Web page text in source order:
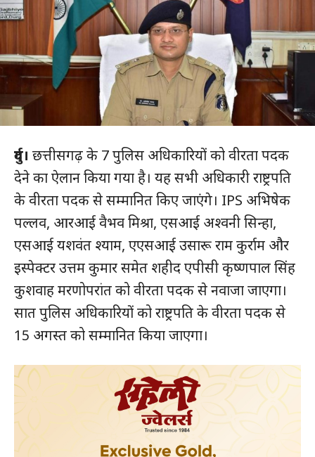
दुर्ग। छत्तीसगढ़ के 7 पुलिस अधिकारियों को वीरता पदक
देने का ऐलान किया गया है। यह सभी अधिकारी राष्ट्रपति
के वीरता पदक से सम्मानित किए जाएंगे। IPS अभिषेक
पल्लव, आरआई वैभव मिश्रा, एसआई अश्वनी सिन्हा,
एसआई यशवंत श्याम, एएसआई उसारू राम कुर्राम और
इस्पेक्टर उत्तम कुमार समेत शहीद एपीसी कृष्णपाल सिंह
कुशवाह मरणोपरांत को वीरता पदक से नवाजा जाएगा।
सात पुलिस अधिकारियों को राष्ट्रपति के वीरता पदक से
15 अगस्त को सम्मानित किया जाएगा।